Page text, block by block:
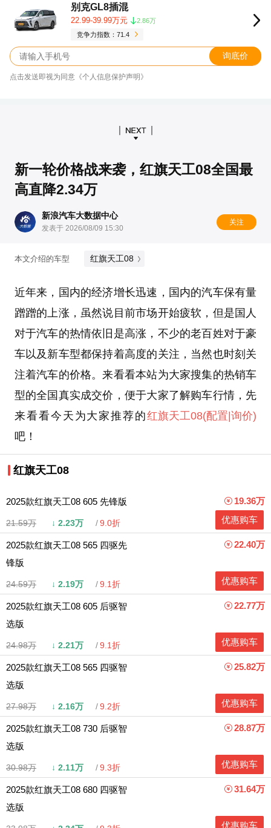
别克GL8插混
22.99-39.99万元
2.86万
竞争力指数：71.4
询底价
点击发送即视为同意《个人信息保护声明》
新一轮价格战来袭，红旗天工08全国最
高直降2.34万
新浪汽车大数据中心
发表于 2026/08/09 15:30
关注
本文介绍的车型 红旗天工08
近年来，国内的经济增长迅速，国内的汽车保有量
蹭蹭的上涨，虽然说目前市场开始疲软，但是国人
对于汽车的热情依旧是高涨，不少的老百姓对于豪
车以及新车型都保持着高度的关注，当然也时刻关
注着汽车的价格。来看看本站为大家搜集的热销车
型的全国真实成交价，便于大家了解购车行情，先
来看看今天为大家推荐的红旗天工08(配置 |询价)
吧！
红旗天工08
2025款红旗天工08 605 先锋版
21.59万 ↓ 2.23万 9.0折
19.36万
优惠购车
2025款红旗天工08 565 四驱先
锋版
24.59万 ↓ 2.19万 9.1折
22.40万
优惠购车
2025款红旗天工08 605 后驱智
选版
24.98万 ↓ 2.21万 9.1折
22.77万
优惠购车
2025款红旗天工08 565 四驱智
选版
27.98万 ↓ 2.16万 9.2折
25.82万
优惠购车
2025款红旗天工08 730 后驱智
选版
30.98万 ↓ 2.11万 9.3折
28.87万
优惠购车
2025款红旗天工08 680 四驱智
选版
31.64万
优惠购车